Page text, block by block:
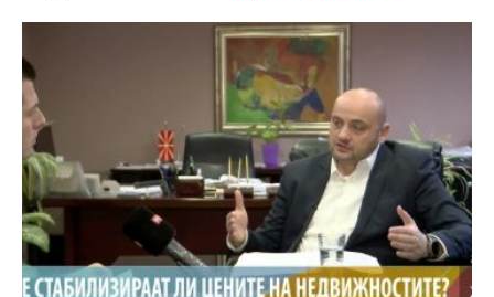
Во
Дебар
во
употреба
социјален
станбен